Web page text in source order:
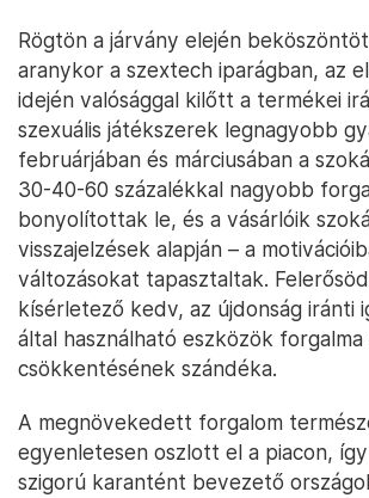
Rögtön a járvány elején
aranykor a szextech iparágban, az
idején valósággal kilőtt a termékei
szexuális játékszerek legnagyobb
februárjában és márciusában a
30-40-60 százalékkal nagyobb
bonyolítottak le, és a vásárlóik
visszajelzések alapján – a
változásokat tapasztaltak.
kísérletező kedv, az újdonság iránti
által használható eszközök forgalma
csökkentésének szándéka.
A megnövekedett forgalom
egyenletesen oszlott el a piacon,
szigorú karantént bevezető